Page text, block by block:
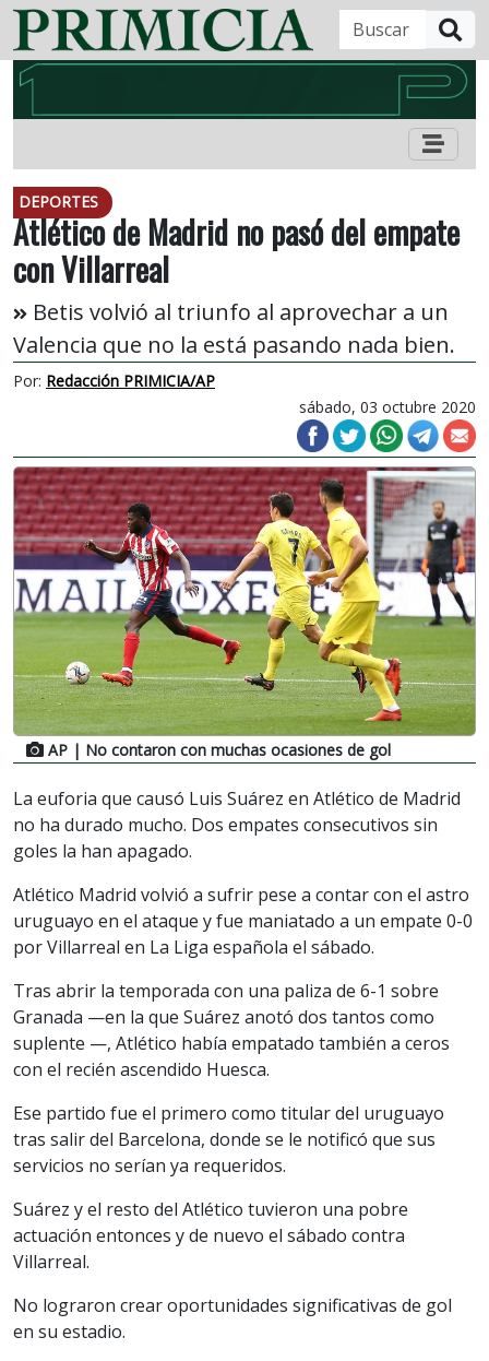
DEPORTES
Atlético de Madrid no pasó del empate
con Villarreal
Betis volvió al triunfo al aprovechar a un
Valencia que no la está pasando nada bien.
Por: Redacción PRIMICIA/AP
sábado, 03 octubre 2020
AP | No contaron con muchas ocasiones de gol
La euforia que causó Luis Suárez en Atlético de Madrid
no ha durado mucho. Dos empates consecutivos sin
goles la han apagado.
Atlético Madrid volvió a sufrir pese a contar con el astro
uruguayo en el ataque y fue maniatado a un empate 0-0
por Villarreal en La Liga española el sábado.
Tras abrir la temporada con una paliza de 6-1 sobre
Granada —en la que Suárez anotó dos tantos como
suplente —, Atlético había empatado también a ceros
con el recién ascendido Huesca.
Ese partido fue el primero como titular del uruguayo
tras salir del Barcelona, donde se le notificó que sus
servicios no serían ya requeridos.
Suárez y el resto del Atlético tuvieron una pobre
actuación entonces y de nuevo el sábado contra
Villarreal.
No lograron crear oportunidades significativas de gol
en su estadio.